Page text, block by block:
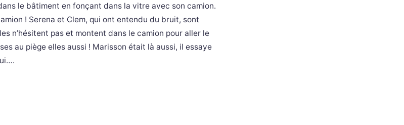
le bâtiment en fonçant dans la vitre avec son camion.
! Serena et Clem, qui ont entendu du bruit, sont
n’hésitent pas et montent dans le camion pour aller le
au piège elles aussi ! Marisson était là aussi, il essaye